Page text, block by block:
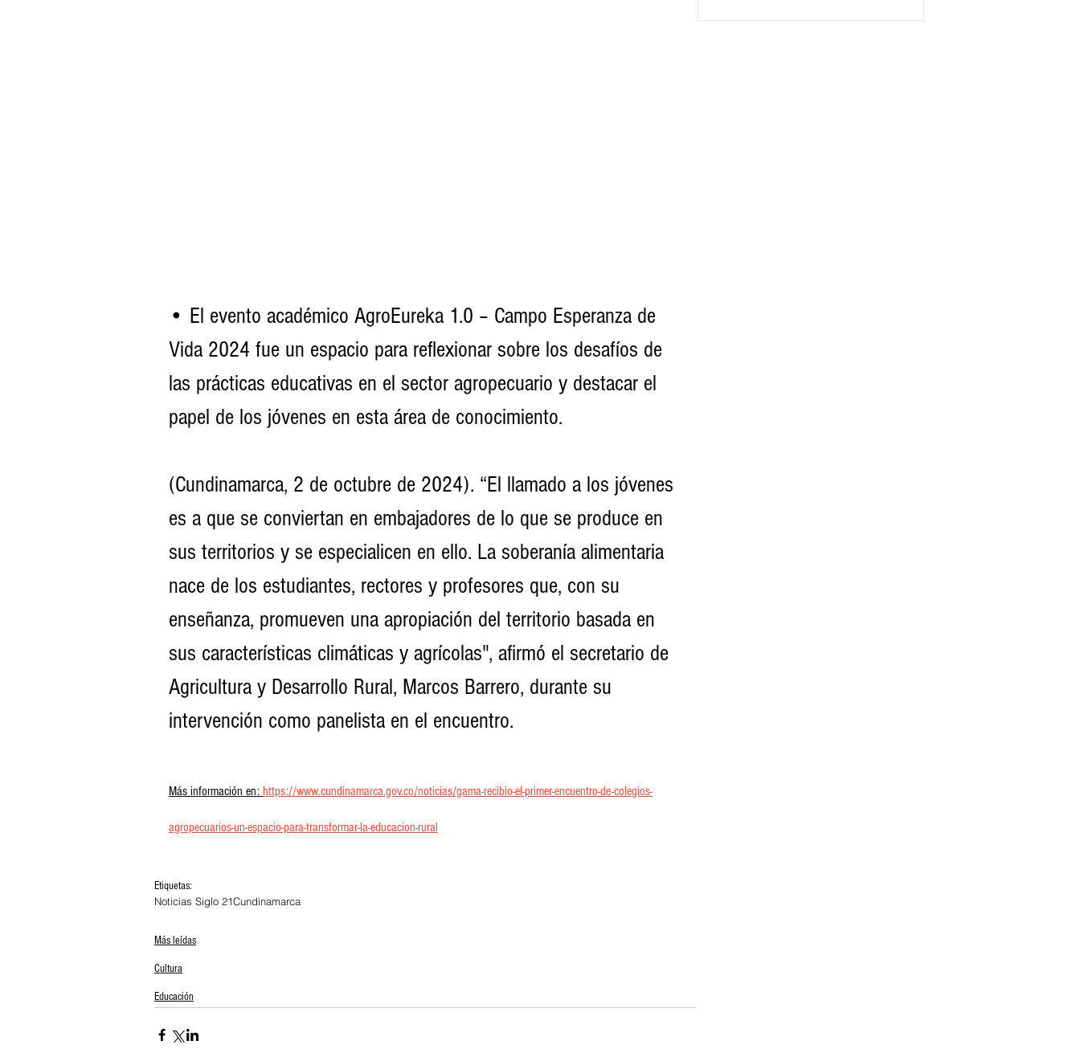
• El evento académico AgroEureka 1.0 – Campo Esperanza de
Vida 2024 fue un espacio para reflexionar sobre los desafíos de
las prácticas educativas en el sector agropecuario y destacar el
papel de los jóvenes en esta área de conocimiento.
(Cundinamarca, 2 de octubre de 2024). “El llamado a los jóvenes
es a que se conviertan en embajadores de lo que se produce en
sus territorios y se especialicen en ello. La soberanía alimentaria
nace de los estudiantes, rectores y profesores que, con su
enseñanza, promueven una apropiación del territorio basada en
sus características climáticas y agrícolas", afirmó el secretario de
Agricultura y Desarrollo Rural, Marcos Barrero, durante su
intervención como panelista en el encuentro.
Más información en: https://www.cundinamarca.gov.co/noticias/gama-recibio-el-primer-encuentro-de-colegios-
agropecuarios-un-espacio-para-transformar-la-educacion-rural
Etiquetas:
Noticias Siglo 21Cundinamarca
Más leídas
Cultura
Educación